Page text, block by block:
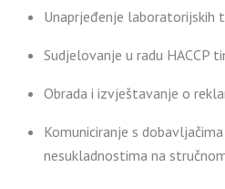
Unaprjeđenje laboratorijskih
Sudjelovanje u radu HACCP
Obrada i izvještavanje o
Komuniciranje s
nesukladnostima na